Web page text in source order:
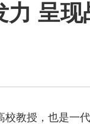
力 呈
校教授，也是一